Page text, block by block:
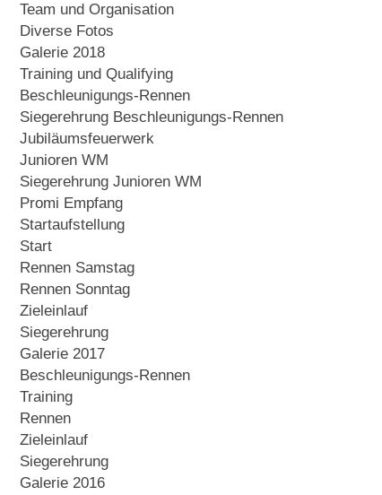
Team und Organisation
Diverse Fotos
Galerie 2018
Training und Qualifying
Beschleunigungs-Rennen
Siegerehrung Beschleunigungs-Rennen
Jubiläumsfeuerwerk
Junioren WM
Siegerehrung Junioren WM
Promi Empfang
Startaufstellung
Start
Rennen Samstag
Rennen Sonntag
Zieleinlauf
Siegerehrung
Galerie 2017
Beschleunigungs-Rennen
Training
Rennen
Zieleinlauf
Siegerehrung
Galerie 2016